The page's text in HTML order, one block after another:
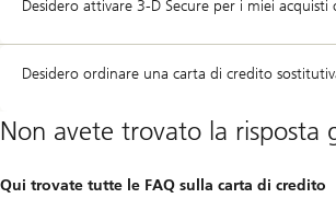
Desidero attivare 3-D Secure per i miei acquisti
Desidero ordinare una carta di credito
Non avete trovato la risposta
Qui trovate tutte le FAQ sulla carta di credito